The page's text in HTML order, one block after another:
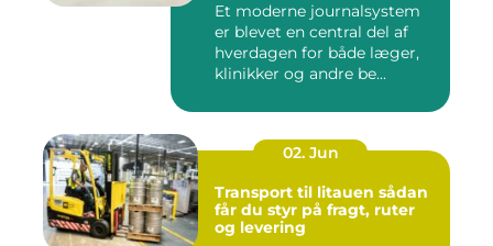
Et moderne journalsystem
er blevet en central del af
hverdagen for både læger,
klinikker og andre be...
02. Jun
Transport til litauen sådan
får du styr på fragt, ruter
og levering